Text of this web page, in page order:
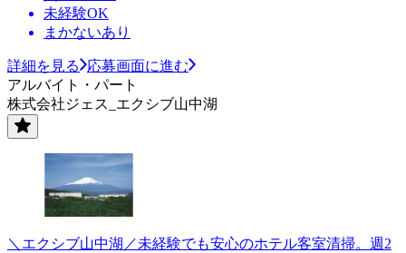
未経験OK
まかないあり
詳細を見る
応募画面に進む
アルバイト・パート
株式会社ジェス_エクシブ山中湖
＼エクシブ山中湖／未経験でも安心のホテル客室清掃。週2